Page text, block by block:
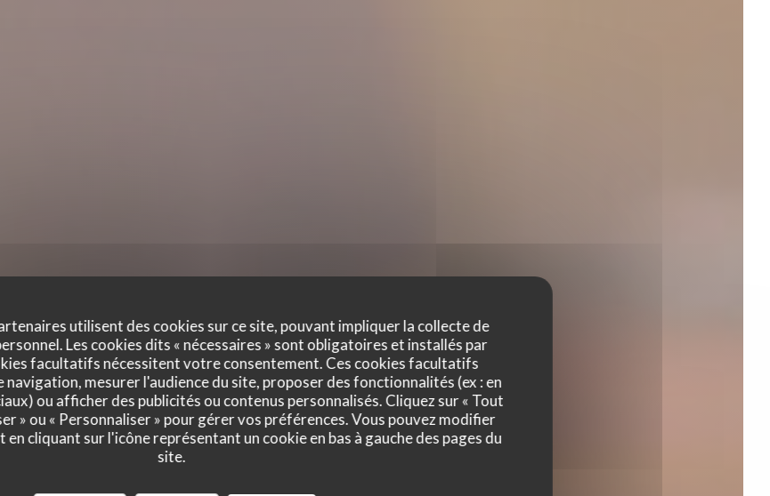
utilisent des cookies sur ce site, pouvant impliquer la collecte de
Les cookies dits « nécessaires » sont obligatoires et installés par
facultatifs nécessitent votre consentement. Ces cookies facultatifs
mesurer l'audience du site, proposer des fonctionnalités (ex : en
ou afficher des publicités ou contenus personnalisés. Cliquez sur « Tout
» ou « Personnaliser » pour gérer vos préférences. Vous pouvez modifier
cliquant sur l'icône représentant un cookie en bas à gauche des pages du
site.
des grillades